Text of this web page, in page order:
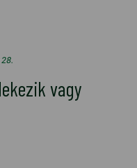
vagy